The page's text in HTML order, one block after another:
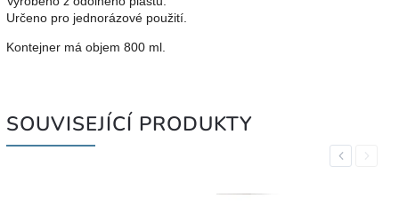
Určeno pro jednorázové použití.
Kontejner má objem 800 ml.
SOUVISEJÍCÍ PRODUKTY
PreviousNext